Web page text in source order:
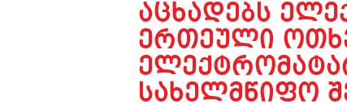
ᲐᲪᲮᲐᲓᲔᲑᲡ
ᲔᲠᲗᲔᲣᲚᲘ
ᲡᲐᲮᲔᲚᲛᲬᲘᲤᲝ